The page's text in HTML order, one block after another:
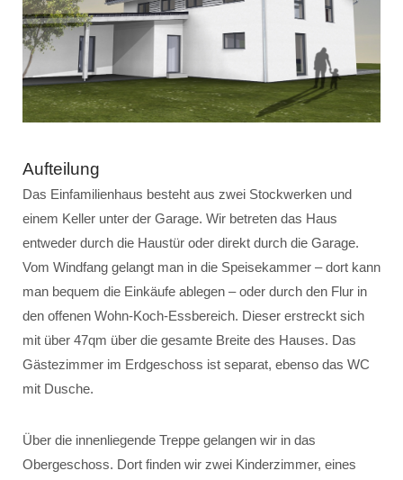
Aufteilung
Das Einfamilienhaus besteht aus zwei Stockwerken und
einem Keller unter der Garage. Wir betreten das Haus
entweder durch die Haustür oder direkt durch die Garage.
Vom Windfang gelangt man in die Speisekammer – dort kann
man bequem die Einkäufe ablegen – oder durch den Flur in
den offenen Wohn-Koch-Essbereich. Dieser erstreckt sich
mit über 47qm über die gesamte Breite des Hauses. Das
Gästezimmer im Erdgeschoss ist separat, ebenso das WC
mit Dusche.
Über die innenliegende Treppe gelangen wir in das
Obergeschoss. Dort finden wir zwei Kinderzimmer, eines